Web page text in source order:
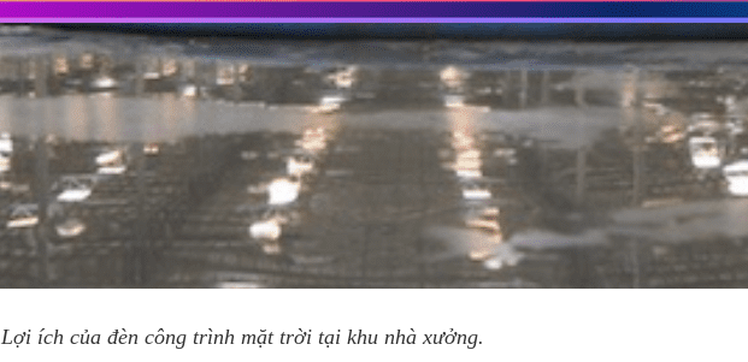
Lợi ích của đèn công trình mặt trời tại khu nhà xưởng.